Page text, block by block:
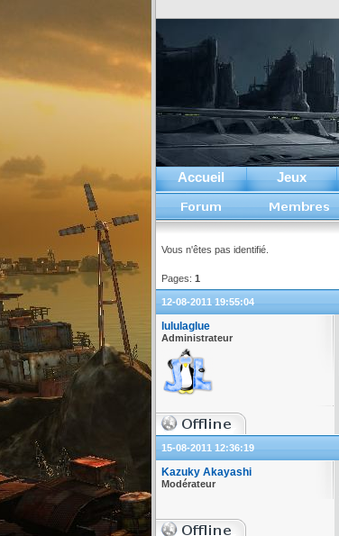
Accueil Jeux
Vous n'êtes pas identifié.
Pages: 1
12-08-2011 19:55:04
lululaglue
Administrateur
15-08-2011 12:36:19
Kazuky Akayashi
Modérateur